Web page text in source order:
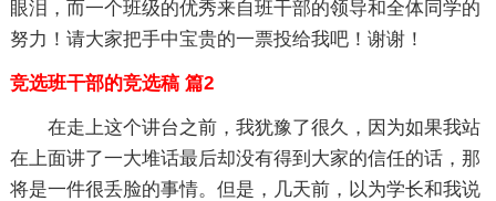
眼泪，而一个班级的优秀来自班干部的领导和全体同学的
努力！请大家把手中宝贵的一票投给我吧！谢谢！
竞选班干部的竞选稿 篇2
在走上这个讲台之前，我犹豫了很久，因为如果我站
在上面讲了一大堆话最后却没有得到大家的信任的话，那
将是一件很丢脸的事情。但是，几天前，以为学长和我说